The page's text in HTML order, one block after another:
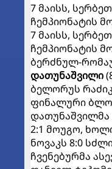
7 მაისს,
ჩემპიონატის
7 მაისს,
ჩემპიონატის
ბერძნულ-
დათუნაშვილი
ბელორუს
ფინალური
დათუნაშვილმა
2:1 მოუგო,
ნოვაკს 8:0
ჩვენებურმა